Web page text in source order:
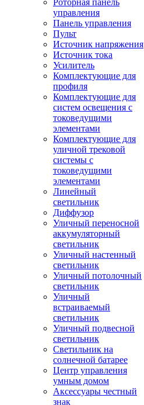
Роторная панель
управления
Панель управления
Пульт
Источник напряжения
Источник тока
Усилитель
Комплектующие для
профиля
Комплектующие для
систем освещения с
токоведущими
элементами
Комплектующие для
уличной трековой
системы с
токоведущими
элементами
Линейный
светильник
Диффузор
Уличный переносной
аккумуляторный
светильник
Уличный настенный
светильник
Уличный потолочный
светильник
Уличный
встраиваемый
светильник
Уличный подвесной
светильник
Светильник на
солнечной батарее
Центр управления
умным домом
Аксессуары честный
знак